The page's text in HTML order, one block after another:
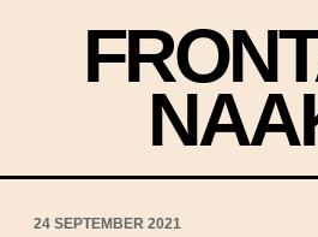
24 SEPTEMBER 2021